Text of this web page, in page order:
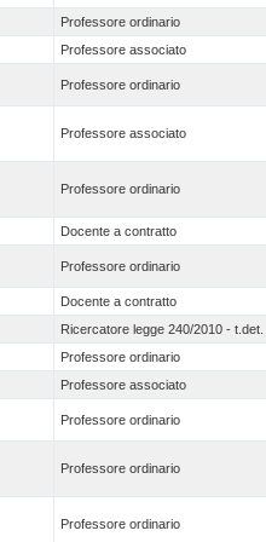
Professore ordinario
Professore associato
Professore ordinario
Professore associato
Professore ordinario
Docente a contratto
Professore ordinario
Docente a contratto
Ricercatore legge 240/2010 - t.det.
Professore ordinario
Professore associato
Professore ordinario
Professore ordinario
Professore ordinario